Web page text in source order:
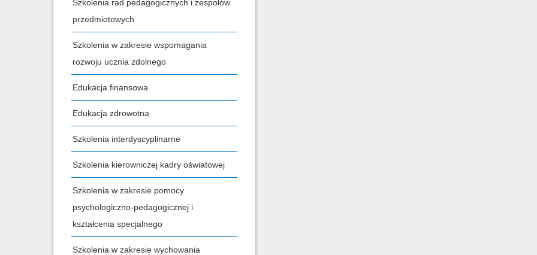
Szkolenia rad pedagogicznych i zespołów
przedmiotowych
Szkolenia w zakresie wspomagania
rozwoju ucznia zdolnego
Edukacja finansowa
Edukacja zdrowotna
Szkolenia interdyscyplinarne
Szkolenia kierowniczej kadry oświatowej
Szkolenia w zakresie pomocy
psychologiczno-pedagogicznej i
kształcenia specjalnego
Szkolenia w zakresie wychowania